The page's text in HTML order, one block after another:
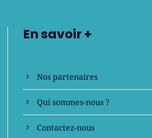
En savoir +
Nos partenaires
Qui sommes-nous ?
Contactez-nous